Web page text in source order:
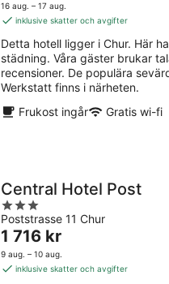
5
1 581 kr
natt
16 aug. – 17 aug.
inklusive skatter och avgifter
Detta hotell ligger i Chur. Här
städning. Våra gäster brukar
recensioner. De populära
Werkstatt finns i närheten.
Frukost ingår
Gratis wi-fi
Central Hotel Post
3
out
of
5
Poststrasse 11 Chur
Priset
är
1 716 kr
1 716 kr
9 aug. – 10 aug.
inklusive skatter och avgifter